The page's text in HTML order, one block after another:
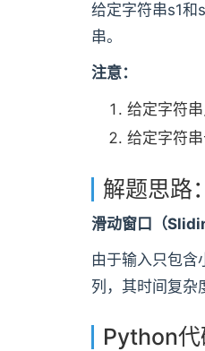
给定字符串s1和
串。
注意：
给定字符
给定字符
解题思路：
滑动窗口（
由于输入只包含
列，其时间复杂
Python代